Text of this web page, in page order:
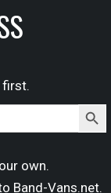
first.
Search
Button
own.
Band-Vans.net.